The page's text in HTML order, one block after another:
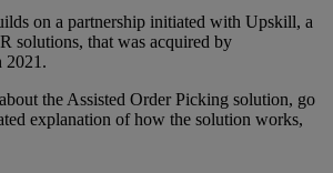
on a partnership initiated with Upskill, a
solutions, that was acquired by
2021.
the Assisted Order Picking solution, go
explanation of how the solution works,